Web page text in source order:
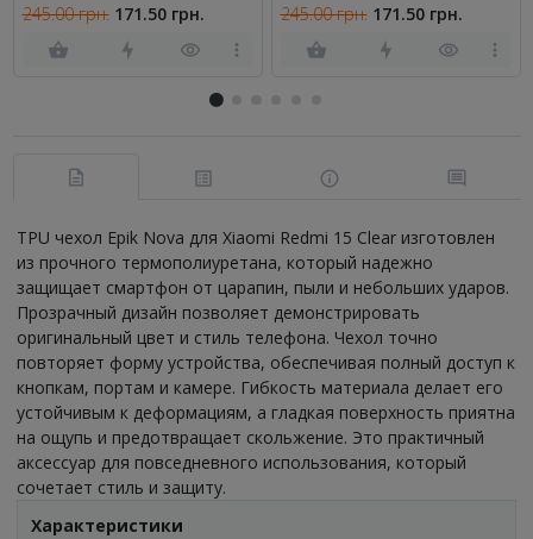
245.00 грн. 171.50 грн.
245.00 грн. 171.50 грн.
TPU чехол Epik Nova для Xiaomi Redmi 15 Clear изготовлен
из прочного термополиуретана, который надежно
защищает смартфон от царапин, пыли и небольших ударов.
Прозрачный дизайн позволяет демонстрировать
оригинальный цвет и стиль телефона. Чехол точно
повторяет форму устройства, обеспечивая полный доступ к
кнопкам, портам и камере. Гибкость материала делает его
устойчивым к деформациям, а гладкая поверхность приятна
на ощупь и предотвращает скольжение. Это практичный
аксессуар для повседневного использования, который
сочетает стиль и защиту.
Характеристики